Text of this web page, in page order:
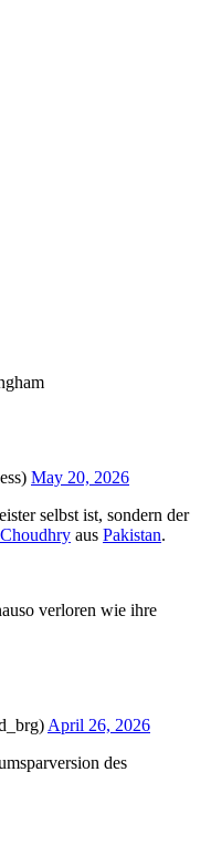
May 20, 2026
selbst ist, sondern der
aus Pakistan.
verloren wie ihre
April 26, 2026
des